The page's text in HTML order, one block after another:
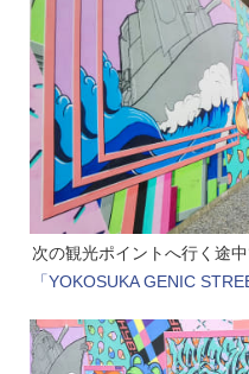
次の観光ポイントへ行く途
「YOKOSUKA GENIC